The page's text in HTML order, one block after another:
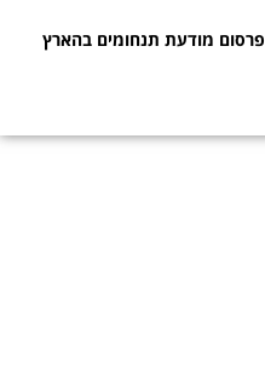
פרסום מודעת תנחומים בהארץ